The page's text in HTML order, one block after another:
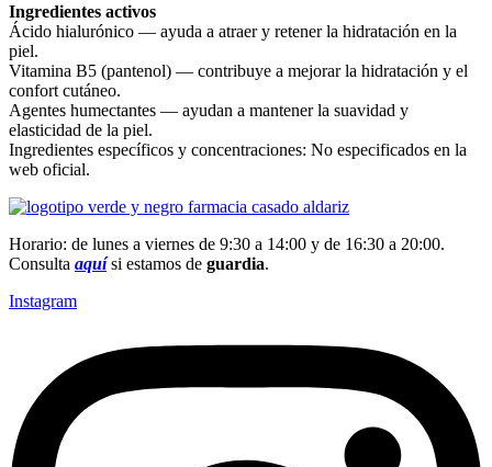
Ingredientes activos
Ácido hialurónico — ayuda a atraer y retener la hidratación en la
piel.
Vitamina B5 (pantenol) — contribuye a mejorar la hidratación y el
confort cutáneo.
Agentes humectantes — ayudan a mantener la suavidad y
elasticidad de la piel.
Ingredientes específicos y concentraciones: No especificados en la
web oficial.
Horario: de lunes a viernes de 9:30 a 14:00 y de 16:30 a 20:00.
Consulta aquísi estamos de guardia.
Instagram